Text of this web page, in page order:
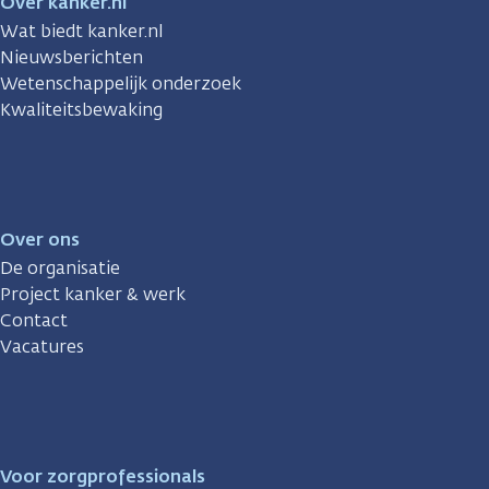
Wat biedt kanker.nl
Nieuwsberichten
Wetenschappelijk onderzoek
Kwaliteitsbewaking
Over ons
De organisatie
Project kanker & werk
Contact
Vacatures
Voor zorgprofessionals